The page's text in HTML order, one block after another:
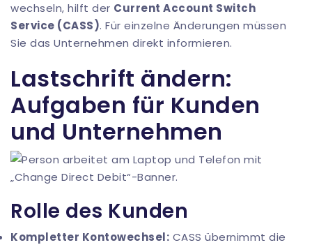
wechseln, hilft der Current Account Switch
Service (CASS). Für einzelne Änderungen müssen
Sie das Unternehmen direkt informieren.
Lastschrift ändern:
Aufgaben für Kunden
und Unternehmen
Rolle des Kunden
Kompletter Kontowechsel: CASS übernimmt die